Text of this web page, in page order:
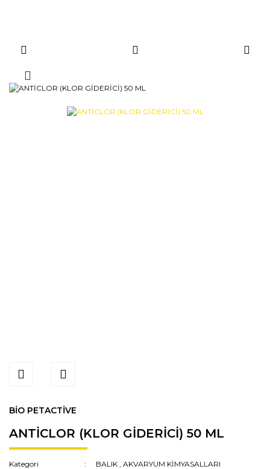
BİO PETACTİVE
ANTİCLOR (KLOR GİDERİCİ) 50 ML
Kategori BALIK ,AKVARYUM KİMYASALLARI